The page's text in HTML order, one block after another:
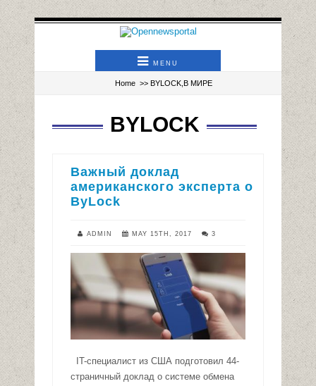
MENU
Home >> BYLOCK, В МИРЕ
BYLOCK
Важный доклад
американского эксперта о
ByLock
ADMIN MAY 15TH, 2017 3
IT-специалист из США подготовил 44-
страничный доклад о системе обмена